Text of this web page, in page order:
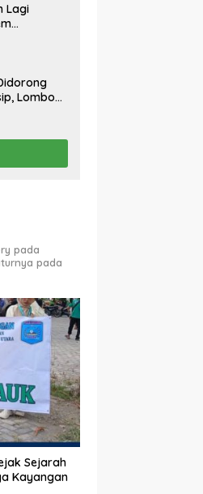
Lagi
Lombok
pada
pada
Sejarah
Kayangan